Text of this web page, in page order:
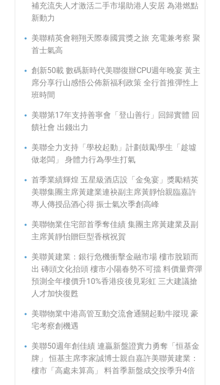
補充流失人才激活二手市場助港人安居 為港燃點
新動力
美聯精英會翱翔天際泰國賞獎之旅 充電兼考察 聚
首士氣高
創新50載 數碼新時代美聯復辦CPU週年晚宴 黃主
席分享行山感悟公佈新福利政策 全行首推彈性上
班時間
美聯第17年支持善寧會「登山善行」回歸實體 回
饋社會 出錢出力
美聯全力支持「學校起動」計劃鼓勵學生「趁墟
做老闆」 身體力行為學生打氣
首季業績輝煌 五星級酒店設「金兔宴」獎勵精英
美聯集團主席黃建業連袂副主席黃靜怡親臨嘉許
專人傳授品酒心得 振士氣次季創高峰
美聯物業住宅部首季奪佳績 集團主席黃建業及副
主席黃靜怡贈巨型香檳祝賀
美聯黃建業：銀行危機衝擊金融市場 樓市脫穎而
出 磚頭文化抬頭 樓市小陽春勢不可擋 料價量齊彈
預測全年樓價升10%香港疫後見彩虹 三大建議搶
人才加快復甦
美聯物業中港高管互動交流會通關起動牛蹤現 豪
宅考察創機遇
美聯50週年創佳績 連贏新盤證實力勇奪「恒基金
牌」 恒基主席李家誠博士親自嘉許美聯黃建業：
樓市「高處未算高」 料首季新盤成交按季升4倍